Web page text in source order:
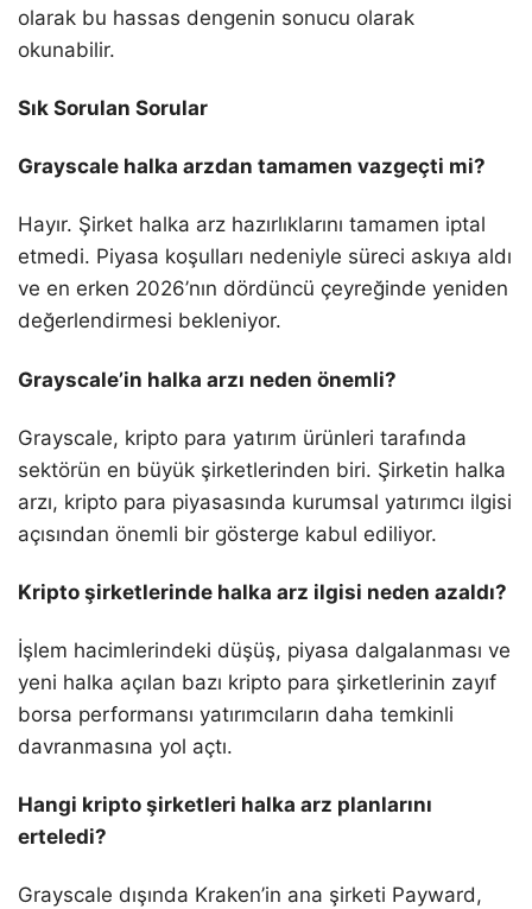
olarak bu hassas dengenin sonucu olarak
okunabilir.
Sık Sorulan Sorular
Grayscale halka arzdan tamamen vazgeçti mi?
Hayır. Şirket halka arz hazırlıklarını tamamen iptal
etmedi. Piyasa koşulları nedeniyle süreci askıya aldı
ve en erken 2026’nın dördüncü çeyreğinde yeniden
değerlendirmesi bekleniyor.
Grayscale’in halka arzı neden önemli?
Grayscale, kripto para yatırım ürünleri tarafında
sektörün en büyük şirketlerinden biri. Şirketin halka
arzı, kripto para piyasasında kurumsal yatırımcı ilgisi
açısından önemli bir gösterge kabul ediliyor.
Kripto şirketlerinde halka arz ilgisi neden azaldı?
İşlem hacimlerindeki düşüş, piyasa dalgalanması ve
yeni halka açılan bazı kripto para şirketlerinin zayıf
borsa performansı yatırımcıların daha temkinli
davranmasına yol açtı.
Hangi kripto şirketleri halka arz planlarını
erteledi?
Grayscale dışında Kraken’in ana şirketi Payward,